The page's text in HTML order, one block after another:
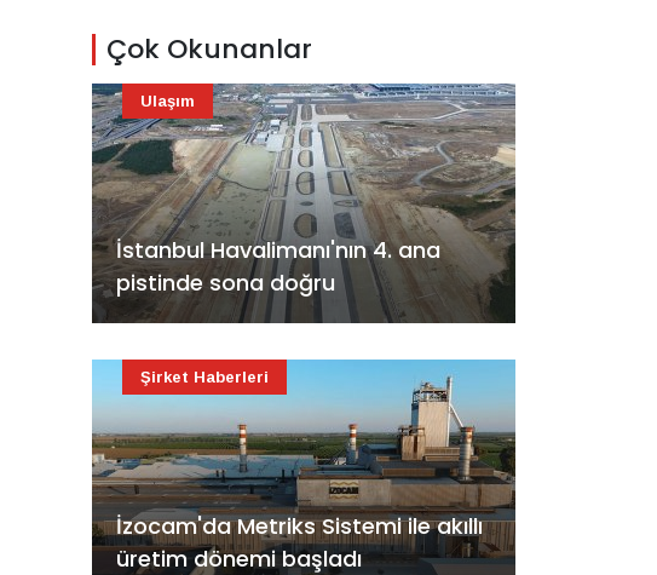
Çok Okunanlar
İstanbul Havalimanı'nın 4. ana
pistinde sona doğru
Ulaşım
İzocam'da Metriks Sistemi ile akıllı
üretim dönemi başladı
Şirket Haberleri